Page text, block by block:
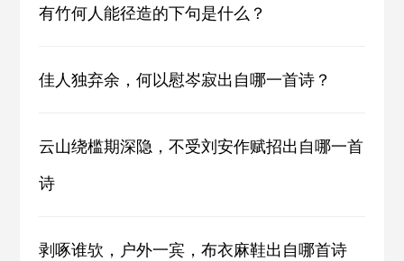
有竹何人能径造的下句是什么？
佳人独弃余，何以慰岑寂出自哪一首诗？
云山绕槛期深隐，不受刘安作赋招出自哪一首
诗
剥啄谁欤，户外一宾，布衣麻鞋出自哪首诗